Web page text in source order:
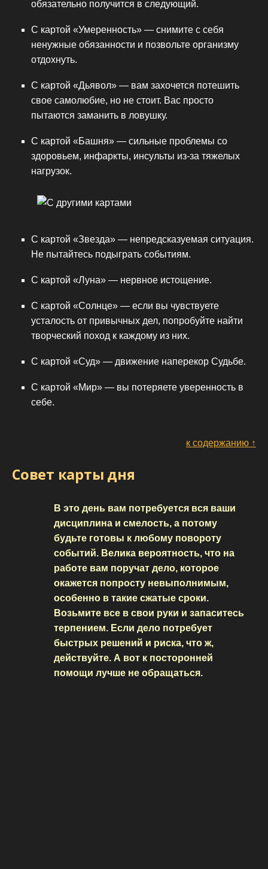
обязательно получится в следующий.
С картой «Умеренность» — снимите с себя
ненужные обязанности и позвольте организму
отдохнуть.
С картой «Дьявол» — вам захочется потешить
свое самолюбие, но не стоит. Вас просто
пытаются заманить в ловушку.
С картой «Башня» — сильные проблемы со
здоровьем, инфаркты, инсульты из-за тяжелых
нагрузок.
С картой «Звезда» — непредсказуемая ситуация.
Не пытайтесь подыграть событиям.
С картой «Луна» — нервное истощение.
С картой «Солнце» — если вы чувствуете
усталость от привычных дел, попробуйте найти
творческий поход к каждому из них.
С картой «Суд» — движение наперекор Судьбе.
С картой «Мир» — вы потеряете уверенность в
себе.
к содержанию ↑
Совет карты дня
В это день вам потребуется вся ваши
дисциплина и смелость, а потому
будьте готовы к любому повороту
событий. Велика вероятность, что на
работе вам поручат дело, которое
окажется попросту невыполнимым,
особенно в такие сжатые сроки.
Возьмите все в свои руки и запаситесь
терпением. Если дело потребует
быстрых решений и риска, что ж,
действуйте. А вот к посторонней
помощи лучше не обращаться.